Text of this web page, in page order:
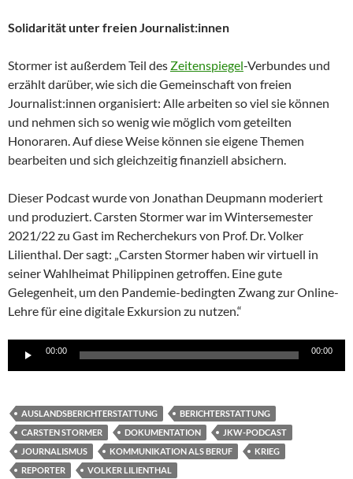
Solidarität unter freien Journalist:innen
Stormer ist außerdem Teil des Zeitenspiegel-Verbundes und
erzählt darüber, wie sich die Gemeinschaft von freien
Journalist:innen organisiert: Alle arbeiten so viel sie können
und nehmen sich so wenig wie möglich vom geteilten
Honoraren. Auf diese Weise können sie eigene Themen
bearbeiten und sich gleichzeitig finanziell absichern.
Dieser Podcast wurde von Jonathan Deupmann moderiert
und produziert. Carsten Stormer war im Wintersemester
2021/22 zu Gast im Recherchekurs von Prof. Dr. Volker
Lilienthal. Der sagt: „Carsten Stormer haben wir virtuell in
seiner Wahlheimat Philippinen getroffen. Eine gute
Gelegenheit, um den Pandemie-bedingten Zwang zur Online-
Lehre für eine digitale Exkursion zu nutzen.“
Audio-
00:00 00:00
AUSLANDSBERICHTERSTATTUNG
BERICHTERSTATTUNG
CARSTEN STORMER
DOKUMENTATION
JKW-PODCAST
JOURNALISMUS
KOMMUNIKATION ALS BERUF
KRIEG
REPORTER
VOLKER LILIENTHAL